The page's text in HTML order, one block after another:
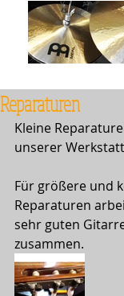
Reparaturen
Kleine
unserer
Für größere und
Reparaturen
sehr guten
zusammen.